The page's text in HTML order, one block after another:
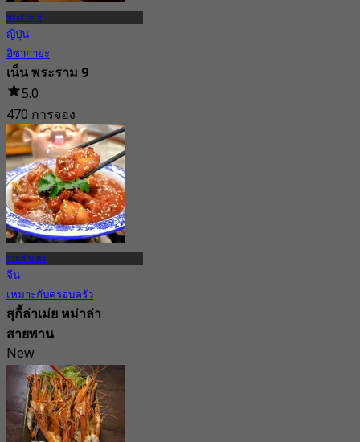
พระราม 9
ญี่ปุ่น
อิซากายะ
เน็น พระราม 9
5.0
470 การจอง
จาก฿ 295
รามคำแหง
จีน
เหมาะกับครอบครัว
สุกี้ล่าเม่ย ​หม่าล่า
สายพาน
New
จาก฿ 447.5